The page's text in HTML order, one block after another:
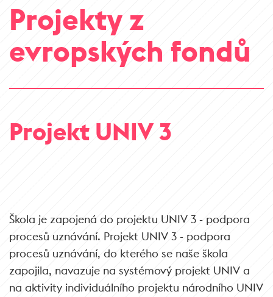
Projekty z
evropských fondů
Projekt UNIV 3
Škola je zapojená do projektu UNIV 3 - podpora
procesů uznávání. Projekt UNIV 3 - podpora
procesů uznávání, do kterého se naše škola
zapojila, navazuje na systémový projekt UNIV a
na aktivity individuálního projektu národního UNIV